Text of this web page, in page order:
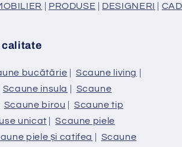
| PRODUSE | DESIGNERI |
calitate
bucătărie | Scaune living |
Scaune insula | Scaune
Scaune birou | Scaune tip
unicat |Scaune piele
piele și catifea | Scaune